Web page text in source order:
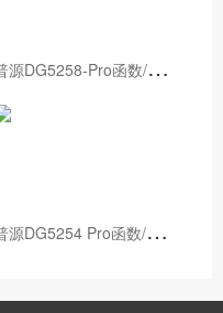
普
源DG5258-Pro函数/任意波形发生器
普
源DG5254 Pro函数/任意波形发生器